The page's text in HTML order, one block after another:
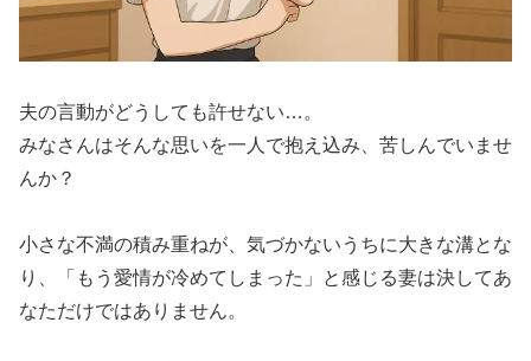
夫の言動がどうしても許せない…。
みなさんはそんな思いを一人で抱え込み、苦しんでいませ
んか？
小さな不満の積み重ねが、気づかないうちに大きな溝とな
り、「もう愛情が冷めてしまった」と感じる妻は決してあ
なただけではありません。